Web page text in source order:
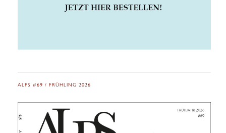
ALPS #69 / FRÜHLING 2026